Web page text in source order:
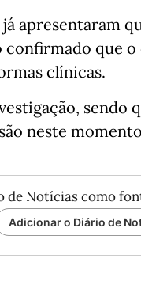
apresentaram
que
clínicas.
sendo
neste
de Notícias como
Adicionar o Diário de